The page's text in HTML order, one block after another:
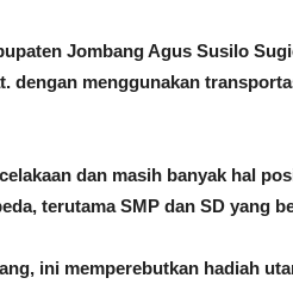
Jombang Agus Susilo
dengan menggunakan
dan masih banyak hal
terutama SMP dan SD yang
ini memperebutkan hadiah